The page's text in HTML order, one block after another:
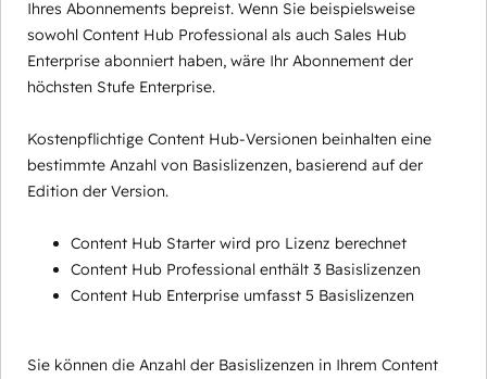
Ihres Abonnements bepreist. Wenn Sie beispielsweise
sowohl Content Hub Professional als auch Sales Hub
Enterprise abonniert haben, wäre Ihr Abonnement der
höchsten Stufe Enterprise.
Kostenpflichtige Content Hub-Versionen beinhalten eine
bestimmte Anzahl von Basislizenzen, basierend auf der
Edition der Version.
Content Hub Starter wird pro Lizenz berechnet
Content Hub Professional enthält 3 Basislizenzen
Content Hub Enterprise umfasst 5 Basislizenzen
Sie können die Anzahl der Basislizenzen in Ihrem Content